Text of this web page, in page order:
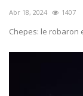
Abr 18, 2024 1407
Chepes: le robaron